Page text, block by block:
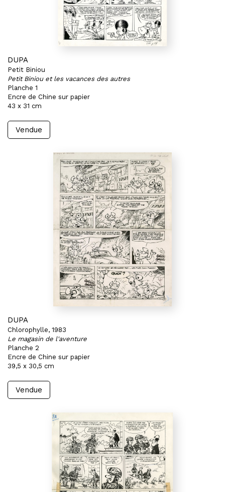
DUPA
Petit Biniou
Petit Biniou et les vacances des autres
Planche 1
Encre de Chine sur papier
43 x 31 cm
Vendue
DUPA
Chlorophylle, 1983
Le magasin de l'aventure
Planche 2
Encre de Chine sur papier
39,5 x 30,5 cm
Vendue